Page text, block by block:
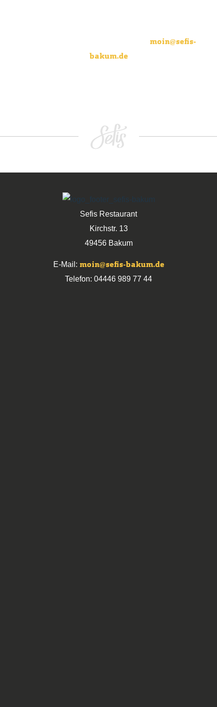
moin@sefis-
bakum.de
Sefis Restaurant
Kirchstr. 13
49456 Bakum
E-Mail: moin@sefis-bakum.de
Telefon: 04446 989 77 44